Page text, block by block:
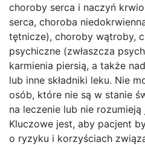
choroby serca i naczyń
serca, choroba
tętnicze), choroby wątroby,
psychiczne (zwłaszcza
karmienia piersią, a także
lub inne składniki leku. Nie
osób, które nie są w stanie
na leczenie lub nie
Kluczowe jest, aby pacjent
o ryzyku i korzyściach